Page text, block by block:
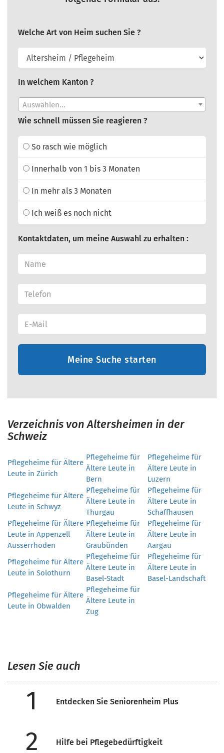
Welche Art von Heim suchen Sie ?
In welchem Kanton ?
Auswählen...
Wie schnell müssen Sie reagieren ?
So rasch wie möglich
Innerhalb von 1 bis 3 Monaten
In mehr als 3 Monaten
Ich weiß es noch nicht
Kontaktdaten, um meine Auswahl zu erhalten :
Meine Suche starten
Verzeichnis von Altersheimen in der
Schweiz
Pflegeheime für Ältere
Leute in Zürich
Pflegeheime für
Ältere Leute in
Bern
Pflegeheime für
Ältere Leute in
Luzern
Pflegeheime für Ältere
Leute in Schwyz
Pflegeheime für
Ältere Leute in
Thurgau
Pflegeheime für
Ältere Leute in
Schaffhausen
Pflegeheime für Ältere
Leute in Appenzell
Ausserrhoden
Pflegeheime für
Ältere Leute in
Graubünden
Pflegeheime für
Ältere Leute in
Aargau
Pflegeheime für Ältere
Leute in Solothurn
Pflegeheime für
Ältere Leute in
Basel-Stadt
Pflegeheime für
Ältere Leute in
Basel-Landschaft
Pflegeheime für Ältere
Leute in Obwalden
Pflegeheime für
Ältere Leute in
Zug
Lesen Sie auch
1 Entdecken Sie Seniorenheim Plus
2 Hilfe bei Pflegebedürftigkeit